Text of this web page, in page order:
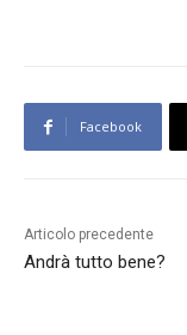
Facebook
Articolo precedente
Andrà tutto bene?